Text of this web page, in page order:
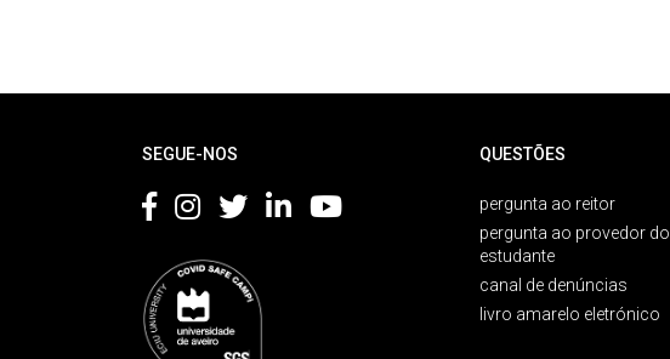
SEGUE-NOS QUESTÕES
pergunta ao reitor
pergunta ao provedor do
estudante
canal de denúncias
livro amarelo eletrónico